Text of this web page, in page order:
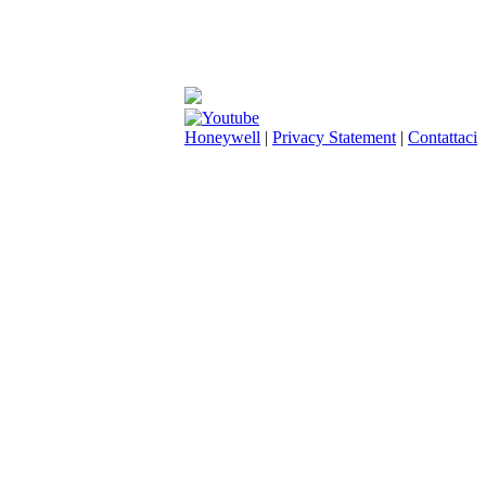
Honeywell | Privacy Statement | Contattaci